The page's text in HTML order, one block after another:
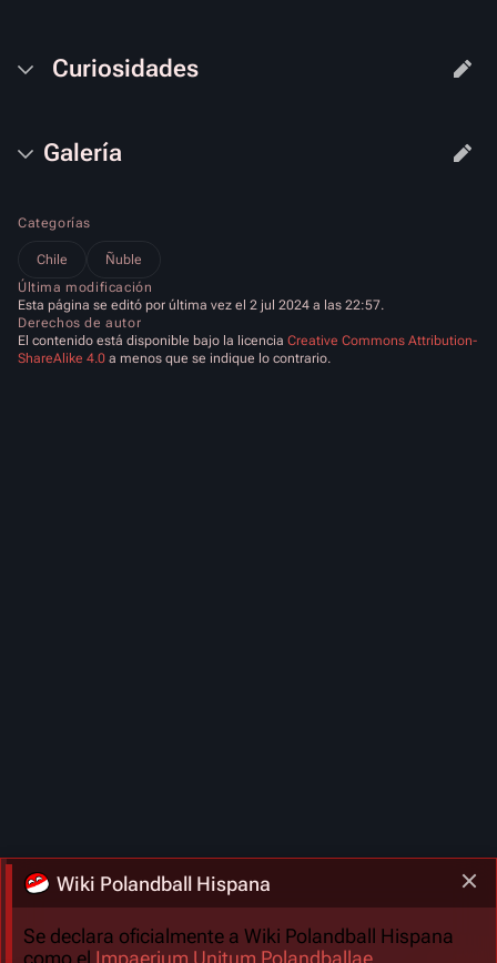
Wiki Polandball Hispana
Se declara oficialmente a Wiki Polandball Hispana
como el Impaerium Unitum Polandballae
Curiosidades
Galería
Categorías
Chile
Ñuble
Última modificación
Esta página se editó por última vez el 2 jul 2024 a las 22:57.
Derechos de autor
El contenido está disponible bajo la licencia Creative Commons Attribution-
ShareAlike 4.0 a menos que se indique lo contrario.